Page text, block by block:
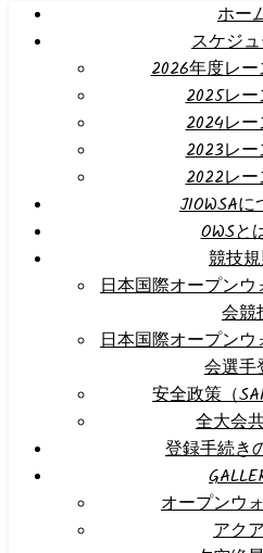
ホー
スケジ
2026年度レ
2025レ
2024レ
2023レ
2022レ
JIOWSA
OWSと
競技
日本国際オープン
会競
日本国際オープン
会選手
安全政策（
全大会
登録手続き
オープンウ
アク